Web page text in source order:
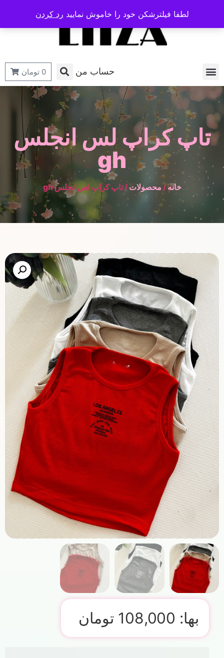
حساب من 0 تومان
تاپ کراپ لس انجلس
gh
خانه/محصولات / تاپ کراپ لس انجلس gh
بها: 108,000 تومان
لطفا فیلترشکن خود را خاموش نمایید رد کردن